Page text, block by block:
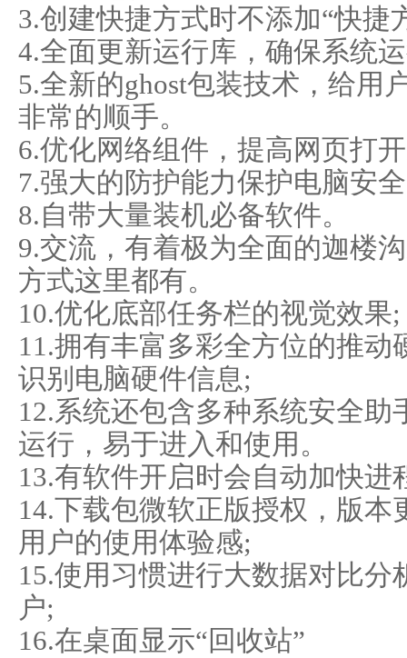
3.创建快捷方式时不添加“快捷
4.全面更新运行库，确保系统
5.全新的ghost包装技术，给用
非常的顺手。
6.优化网络组件，提高网页打
7.强大的防护能力保护电脑安
8.自带大量装机必备软件。
9.交流，有着极为全面的迦楼
方式这里都有。
10.优化底部任务栏的视觉效果;
11.拥有丰富多彩全方位的推
识别电脑硬件信息;
12.系统还包含多种系统安全
运行，易于进入和使用。
13.有软件开启时会自动加快进
14.下载包微软正版授权，版
用户的使用体验感;
15.使用习惯进行大数据对比
户;
16.在桌面显示“回收站”